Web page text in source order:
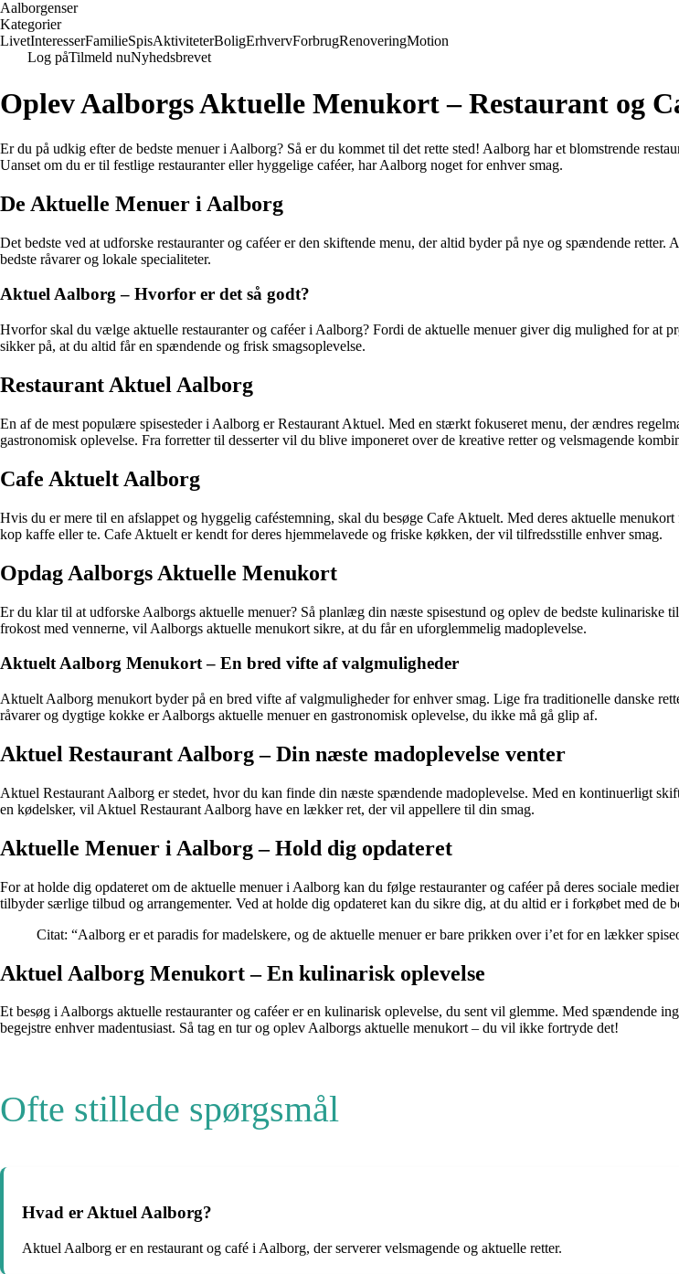
Aalborgenser
Kategorier
LivetInteresserFamilieSpisAktiviteterBoligErhvervForbrugRenoveringMotion
Log påTilmeld nuNyhedsbrevet
Oplev Aalborgs Aktuelle Menukort – Restaurant og
Er du på udkig efter de bedste menuer i Aalborg? Så er du kommet til det rette sted! Aalborg har et blomstrende
Uanset om du er til festlige restauranter eller hyggelige caféer, har Aalborg noget for enhver smag.
De Aktuelle Menuer i Aalborg
Det bedste ved at udforske restauranter og caféer er den skiftende menu, der altid byder på nye og spændende
bedste råvarer og lokale specialiteter.
Aktuel Aalborg – Hvorfor er det så godt?
Hvorfor skal du vælge aktuelle restauranter og caféer i Aalborg? Fordi de aktuelle menuer giver dig mulighed for at
sikker på, at du altid får en spændende og frisk smagsoplevelse.
Restaurant Aktuel Aalborg
En af de mest populære spisesteder i Aalborg er Restaurant Aktuel. Med en stærkt fokuseret menu, der ændres
gastronomisk oplevelse. Fra forretter til desserter vil du blive imponeret over de kreative retter og velsmagende
Cafe Aktuelt Aalborg
Hvis du er mere til en afslappet og hyggelig caféstemning, skal du besøge Cafe Aktuelt. Med deres aktuelle
kop kaffe eller te. Cafe Aktuelt er kendt for deres hjemmelavede og friske køkken, der vil tilfredsstille enhver smag.
Opdag Aalborgs Aktuelle Menukort
Er du klar til at udforske Aalborgs aktuelle menuer? Så planlæg din næste spisestund og oplev de bedste
frokost med vennerne, vil Aalborgs aktuelle menukort sikre, at du får en uforglemmelig madoplevelse.
Aktuelt Aalborg Menukort – En bred vifte af valgmuligheder
Aktuelt Aalborg menukort byder på en bred vifte af valgmuligheder for enhver smag. Lige fra traditionelle danske
råvarer og dygtige kokke er Aalborgs aktuelle menuer en gastronomisk oplevelse, du ikke må gå glip af.
Aktuel Restaurant Aalborg – Din næste madoplevelse venter
Aktuel Restaurant Aalborg er stedet, hvor du kan finde din næste spændende madoplevelse. Med en kontinuerligt
en kødelsker, vil Aktuel Restaurant Aalborg have en lækker ret, der vil appellere til din smag.
Aktuelle Menuer i Aalborg – Hold dig opdateret
For at holde dig opdateret om de aktuelle menuer i Aalborg kan du følge restauranter og caféer på deres sociale
tilbyder særlige tilbud og arrangementer. Ved at holde dig opdateret kan du sikre dig, at du altid er i forkøbet med de
Citat: “Aalborg er et paradis for madelskere, og de aktuelle menuer er bare prikken over i’et for en lækker
Aktuel Aalborg Menukort – En kulinarisk oplevelse
Et besøg i Aalborgs aktuelle restauranter og caféer er en kulinarisk oplevelse, du sent vil glemme. Med spændende
begejstre enhver madentusiast. Så tag en tur og oplev Aalborgs aktuelle menukort – du vil ikke fortryde det!
Ofte stillede spørgsmål
Hvad er Aktuel Aalborg?
Aktuel Aalborg er en restaurant og café i Aalborg, der serverer velsmagende og aktuelle retter.